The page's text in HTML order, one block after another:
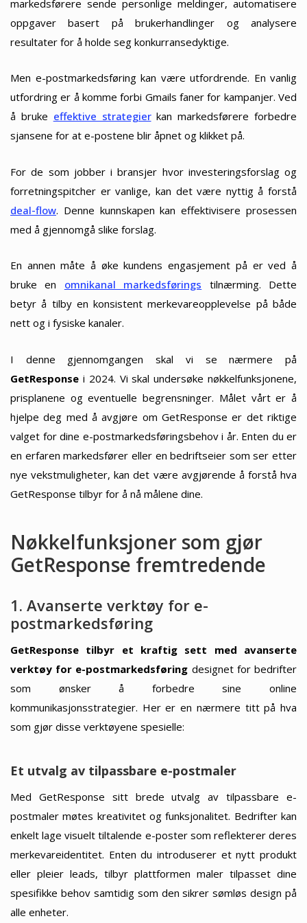
markedsførere sende personlige meldinger, automatisere
oppgaver basert på brukerhandlinger og analysere
resultater for å holde seg konkurransedyktige.
Men e-postmarkedsføring kan være utfordrende. En vanlig
utfordring er å komme forbi Gmails faner for kampanjer. Ved
å bruke effektive strategierkan markedsførere forbedre
sjansene for at e-postene blir åpnet og klikket på.
For de som jobber i bransjer hvor investeringsforslag og
forretningspitcher er vanlige, kan det være nyttig å forstå
deal-flow. Denne kunnskapen kan effektivisere prosessen
med å gjennomgå slike forslag.
En annen måte å øke kundens engasjement på er ved å
bruke en omnikanal markedsførings tilnærming. Dette
betyr å tilby en konsistent merkevareopplevelse på både
nett og i fysiske kanaler.
I denne gjennomgangen skal vi se nærmere på
GetResponse i 2024. Vi skal undersøke nøkkelfunksjonene,
prisplanene og eventuelle begrensninger. Målet vårt er å
hjelpe deg med å avgjøre om GetResponse er det riktige
valget for dine e-postmarkedsføringsbehov i år. Enten du er
en erfaren markedsfører eller en bedriftseier som ser etter
nye vekstmuligheter, kan det være avgjørende å forstå hva
GetResponse tilbyr for å nå målene dine.
Nøkkelfunksjoner som gjør
GetResponse fremtredende
1. Avanserte verktøy for e-
postmarkedsføring
GetResponse tilbyr et kraftig sett med avanserte
verktøy for e-postmarkedsføring designet for bedrifter
som ønsker å forbedre sine online
kommunikasjonsstrategier. Her er en nærmere titt på hva
som gjør disse verktøyene spesielle:
Et utvalg av tilpassbare e-postmaler
Med GetResponse sitt brede utvalg av tilpassbare e-
postmaler møtes kreativitet og funksjonalitet. Bedrifter kan
enkelt lage visuelt tiltalende e-poster som reflekterer deres
merkevareidentitet. Enten du introduserer et nytt produkt
eller pleier leads, tilbyr plattformen maler tilpasset dine
spesifikke behov samtidig som den sikrer sømløs design på
alle enheter.